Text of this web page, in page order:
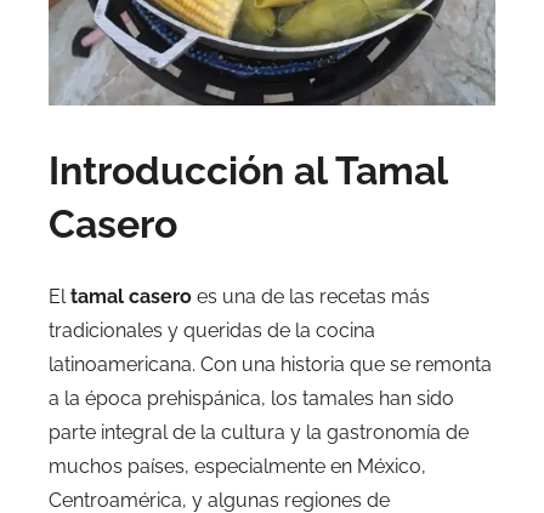
Introducción al Tamal
Casero
Eltamal casero es una de las recetas más
tradicionales y queridas de la cocina
latinoamericana. Con una historia que se remonta
a la época prehispánica, los tamales han sido
parte integral de la cultura y la gastronomía de
muchos países, especialmente en México,
Centroamérica, y algunas regiones de